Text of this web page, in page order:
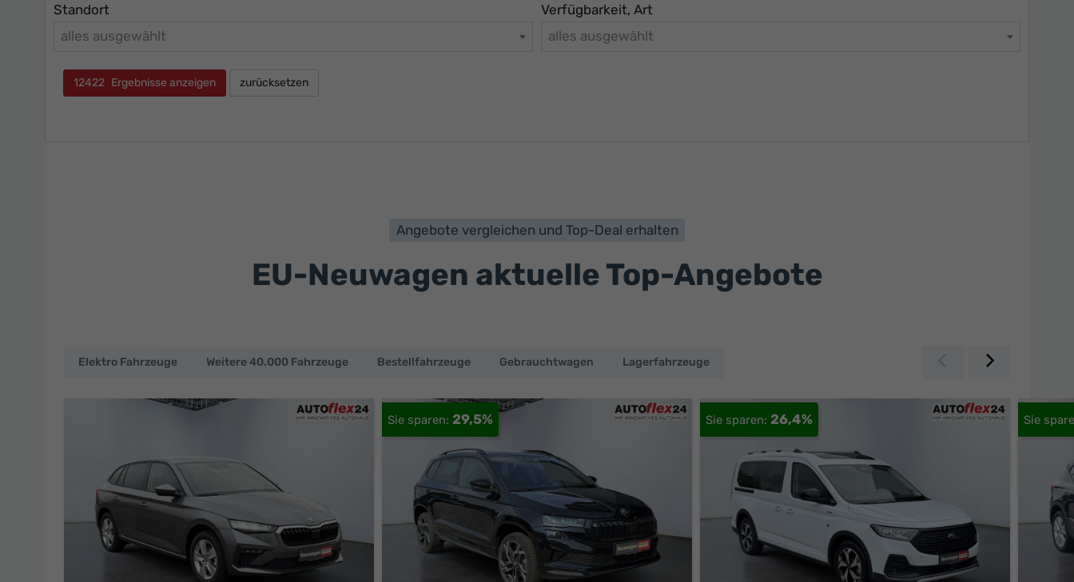
Standort
alles ausgewählt
Verfügbarkeit, Art
alles ausgewählt
12422 Ergebnisse anzeigen zurücksetzen
Angebote vergleichen und Top-Deal erhalten
EU-Neuwagen aktuelle Top-Angebote
Neuwagen
Fahrzeuge
Top-
Preisen
Elektro Fahrzeuge Weitere 40.000 Fahrzeuge Bestellfahrzeuge Gebrauchtwagen Lagerfahrzeuge Zurück
29,5% 26,4%